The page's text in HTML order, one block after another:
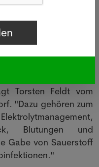
getestet sind."
dass eine frühe
einem spezialisierten
Torsten Feldt vom
"Dazu gehören zum
Blutungen und
Gabe von Sauerstoff